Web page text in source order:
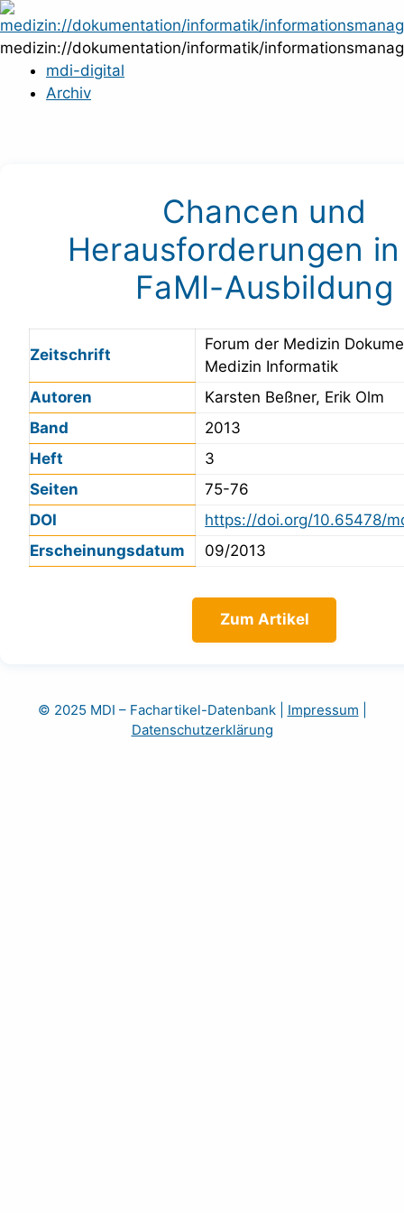
Zum
Inhalt
springen
medizin://dokumentation/informatik/
mdi-digital
Archiv
Chancen und
Herausforderungen
FaMI-Ausbildung
Zeitschrift
Forum der Medizin
Medizin Informatik
Autoren
Karsten Beßner, Erik Olm
Band
2013
Heft
3
Seiten
75-76
DOI
https://doi.org/10.65478/
Erscheinungsdatum
09/2013
Zum Artikel
© 2025 MDI – Fachartikel-Datenbank| Impressum
Datenschutzerklärung